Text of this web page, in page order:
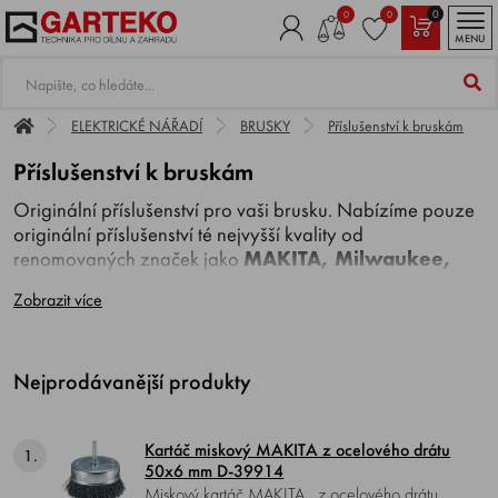
0 0
0
MENU
ELEKTRICKÉ NÁŘADÍ BRUSKY Příslušenství k bruskám
Příslušenství k bruskám
Originální příslušenství pro vaši brusku. Nabízíme pouze
originální příslušenství té nejvyšší kvality od
renomovaných značek jako MAKITA, Milwaukee,
brusné papíry, kotouče, kartáče, brusné kameny,
Zobrazit více
Nejprodávanější produkty
1.
Kartáč miskový MAKITA z ocelového drátu
50x6 mm D-39914